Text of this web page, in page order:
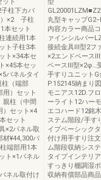
柱下カバ
）×2 子柱
本セット
連続用1本
ト子柱3本
ト×34本セ
×45本セッ
パネルタイ
柱（端部
）セット
親柱（中間
）セット×4
セット
×2パネル取
材¥44,300パ
端部用1本
ト×1パネル
ネル取付け
丸型キャップ
内容カラー商品
ァインシルバー
接続金具Ⅲ型2フ
×2エンドベース
ベースⅢ型×2φ…
手すりユニッ
P.152145納まり
モニアス12D.フ
ーライト12ハー
エコハード12銘
ステム階段/手す
イプベーシック
付け用手すり注
ム階段収納シス
タイプインテリ
すっきり棚調湿
収納有償部品商